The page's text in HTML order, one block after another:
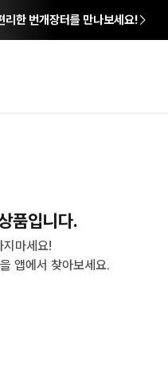
리한 번개장터를 만나보세요!
품입니다.
지마세요!
앱에서 찾아보세요.